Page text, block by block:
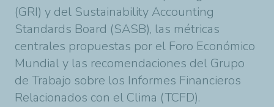
(GRI) y del Sustainability Accounting
Standards Board (SASB), las métricas
centrales propuestas por el Foro Económico
Mundial y las recomendaciones del Grupo
de Trabajo sobre los Informes Financieros
Relacionados con el Clima (TCFD).